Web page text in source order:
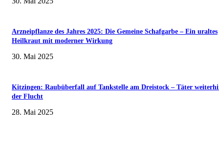
Arzneipflanze des Jahres 2025: Die Gemeine Schafgarbe – Ein uraltes
Heilkraut mit moderner Wirkung
30. Mai 2025
Kitzingen: Raubüberfall auf Tankstelle am Dreistock – Täter
der Flucht
28. Mai 2025